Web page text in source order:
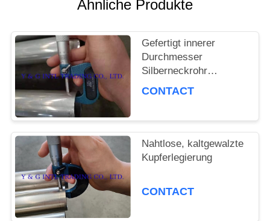
NACHRICHTEN
FÄLLE
SITEMAP
PRIVACY
POLICY
Ähnliche Produkte
Gefertigt innerer
Durchmesser
Silberneckrohr
kaltgewalzt
CONTACT
Nahtlose, kaltgewalzte
Kupferlegierung
CONTACT